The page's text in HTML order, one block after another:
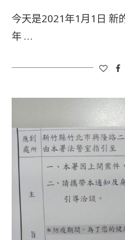
今天是2021年1月1日 新
年 …